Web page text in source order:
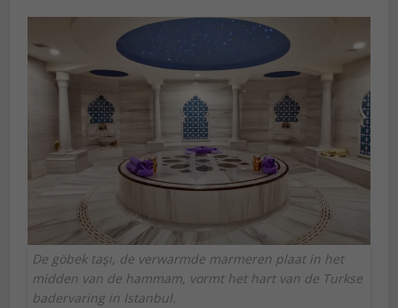
De göbek taşı, de verwarmde marmeren plaat in het
midden van de hammam, vormt het hart van de Turkse
badervaring in Istanbul.